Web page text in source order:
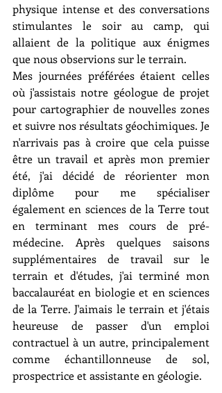
physique intense et des conversations
stimulantes le soir au camp, qui
allaient de la politique aux énigmes
que nous observions sur le terrain.
Mes journées préférées étaient celles
où j'assistais notre géologue de projet
pour cartographier de nouvelles zones
et suivre nos résultats géochimiques. Je
n'arrivais pas à croire que cela puisse
être un travail et après mon premier
été, j'ai décidé de réorienter mon
diplôme pour me spécialiser
également en sciences de la Terre tout
en terminant mes cours de pré-
médecine. Après quelques saisons
supplémentaires de travail sur le
terrain et d'études, j'ai terminé mon
baccalauréat en biologie et en sciences
de la Terre. J'aimais le terrain et j'étais
heureuse de passer d'un emploi
contractuel à un autre, principalement
comme échantillonneuse de sol,
prospectrice et assistante en géologie.